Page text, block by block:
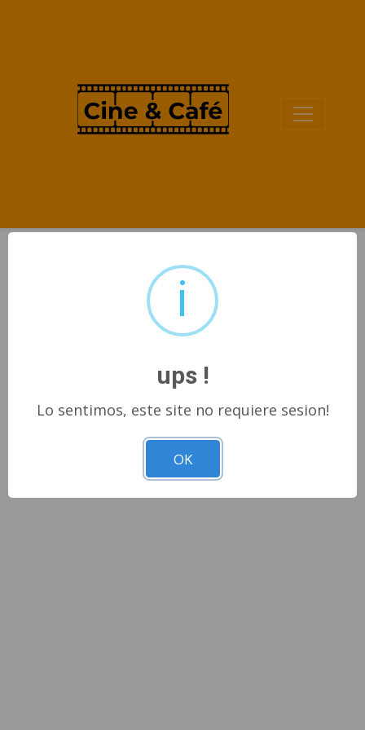
ups !
Lo sentimos, este site no requiere sesion!
OK